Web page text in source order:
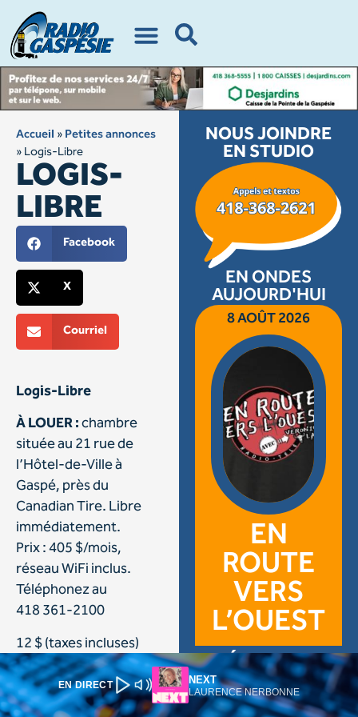
EN DIRECT NEXT
LAURENCE NERBONNE